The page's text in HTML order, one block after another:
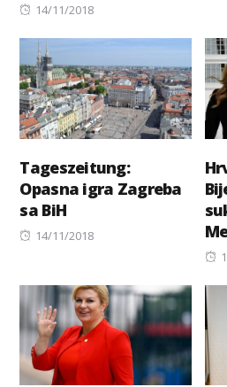
Posted
14/11/2018
Tageszeitung:
Opasna igra Zagreba
sa BiH
Posted
14/11/2018